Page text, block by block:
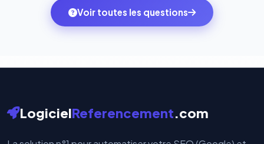
votre historique.
monde. Vos données bancaires ne transitent jamais
par nos serveurs — elles sont gérées directement et
Voir toutes les questions
LogicielReferencement.com